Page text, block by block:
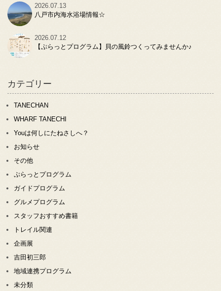
2026.07.13
八戸市内海水浴場情報☆
2026.07.12
【ぷらっとプログラム】貝の風鈴つくってみませんか♪
カテゴリー
TANECHAN
WHARF TANECHI
Youは何しにたねさしへ？
お知らせ
その他
ぷらっとプログラム
ガイドプログラム
グルメプログラム
スタッフおすすめ書籍
トレイル関連
企画展
吉田初三郎
地域連携プログラム
未分類